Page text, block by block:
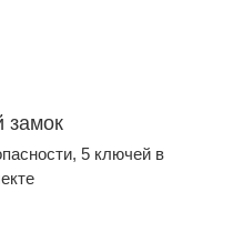
замок
5 ключей в